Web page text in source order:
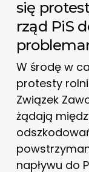
się
rząd PiS
W środę w
protesty
Związek
żądają
napływu do